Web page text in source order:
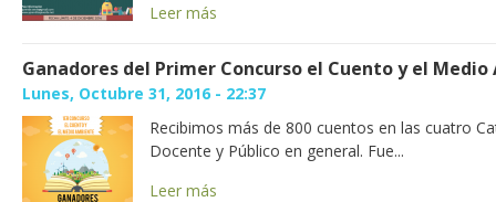
Leer más
Ganadores del Primer Concurso el Cuento y el
Lunes, Octubre 31, 2016 - 22:37
Recibimos más de 800 cuentos en las cuatro
Docente y Público en general. Fue...
Leer más